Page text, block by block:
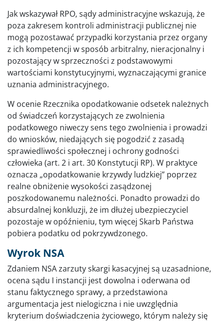
Jak wskazywał RPO, sądy administracyjne wskazują, że
poza zakresem kontroli administracji publicznej nie
mogą pozostawać przypadki korzystania przez organy
z ich kompetencji w sposób arbitralny, nieracjonalny i
pozostający w sprzeczności z podstawowymi
wartościami konstytucyjnymi, wyznaczającymi granice
uznania administracyjnego.
W ocenie Rzecznika opodatkowanie odsetek należnych
od świadczeń korzystających ze zwolnienia
podatkowego niweczy sens tego zwolnienia i prowadzi
do wniosków, niedających się pogodzić z zasadą
sprawiedliwości społecznej i ochrony godności
człowieka (art. 2 i art. 30 Konstytucji RP). W praktyce
oznacza „opodatkowanie krzywdy ludzkiej” poprzez
realne obniżenie wysokości zasądzonej
poszkodowanemu należności. Ponadto prowadzi do
absurdalnej konkluzji, że im dłużej ubezpieczyciel
pozostaje w opóźnieniu, tym więcej Skarb Państwa
pobiera podatku od pokrzywdzonego.
Wyrok NSA
Zdaniem NSA zarzuty skargi kasacyjnej są uzasadnione,
ocena sądu I instancji jest dowolna i oderwana od
stanu faktycznego sprawy, a przedstawiona
argumentacja jest nielogiczna i nie uwzględnia
kryterium doświadczenia życiowego, którym należy się